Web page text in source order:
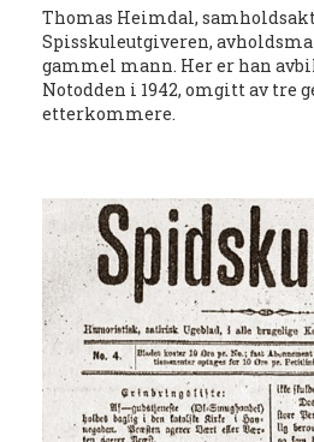
Thomas Heimdal,
Spisskuleutgiveren,
gammel mann. Her er han
Notodden i 1942, omgitt av tre
etterkommere.